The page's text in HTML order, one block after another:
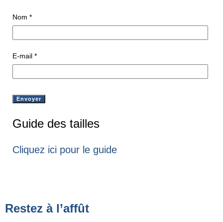
Nom *
E-mail *
Guide des tailles
Cliquez ici pour le guide
Restez à l’affût